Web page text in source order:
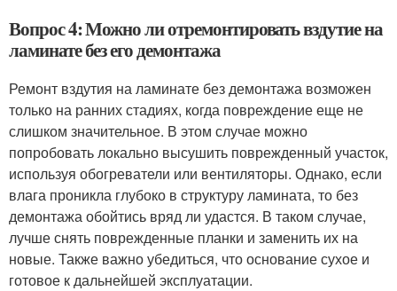
Вопрос 4: Можно ли отремонтировать вздутие на
ламинате без его демонтажа
Ремонт вздутия на ламинате без демонтажа возможен
только на ранних стадиях, когда повреждение еще не
слишком значительное. В этом случае можно
попробовать локально высушить поврежденный участок,
используя обогреватели или вентиляторы. Однако, если
влага проникла глубоко в структуру ламината, то без
демонтажа обойтись вряд ли удастся. В таком случае,
лучше снять поврежденные планки и заменить их на
новые. Также важно убедиться, что основание сухое и
готовое к дальнейшей эксплуатации.